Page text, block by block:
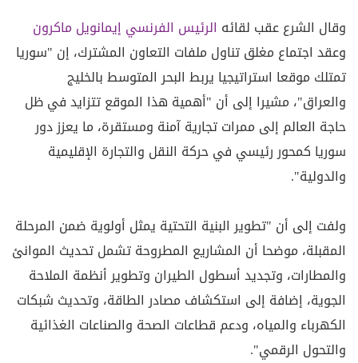
وقال الشرع عقب لقائه الرئيس الفرنسي إيمانويلماكرون
وعقد اجتماع مغلق تناول ملفات التعاون المشترك، إن "سوريا
تمتلك موقعا استراتيجيا يربط البحر المتوسط بالخليج
والعراق"، مشيرا إلى أن "أهمية هذا الموقع تتزايد في ظل
حاجة العالم إلى ممرات تجارية آمنة ومستقرة، ما يعزز دور
سوريا كمحور رئيسي في حركة النقل والتجارة الإقليمية
والدولية".
ولفت إلى أن "تطوير البنية التحتية يمثل أولوية ضمن المرحلة
المقبلة، موضحا أن المشاريع المطروحة تشمل تحديث الموانئ
والمطارات، وتجديد أسطول الطيران وتطوير أنظمة الملاحة
الجوية، إضافة إلى استكشاف مصادر الطاقة، وتحديث شبكات
الكهرباء والمياه، ودعم قطاعات الصحة والصناعات الغذائية
والتحول الرقمي".